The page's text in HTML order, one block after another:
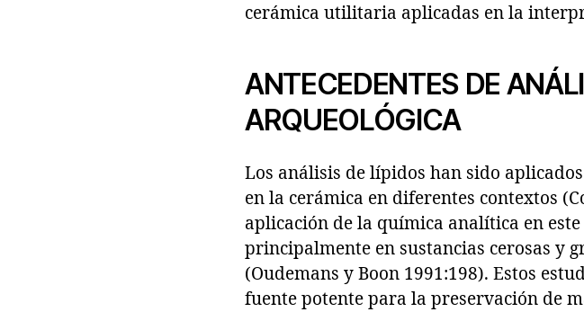
cerámica utilitaria aplicadas en la
ANTECEDENTES DE
ARQUEOLÓGICA
Los análisis de lípidos han sido
en la cerámica en diferentes contextos
aplicación de la química analítica en
principalmente en sustancias cerosas y
(Oudemans y Boon 1991:198). Estos
fuente potente para la preservación de